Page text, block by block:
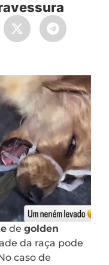
de golden
da raça pode
caso de